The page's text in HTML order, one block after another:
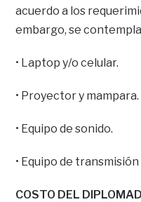
acuerdo a los
embargo, se
• Laptop y/o celular.
• Proyector y mampara.
• Equipo de sonido.
• Equipo de
COSTO DEL